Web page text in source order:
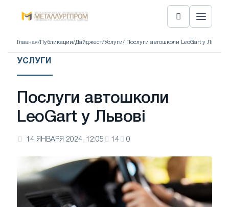
Главная/ Публикации/Дайджест/Услуги/ Послуги автошколи LeoGart у Львові
УСЛУГИ
Послуги автошколи
LeoGart у Львові
14 ЯНВАРЯ 2024, 12:05 14 0